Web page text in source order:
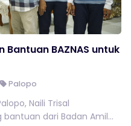
BAZNAS untuk
Palopo
Naili Trisal
dari Badan Amil...